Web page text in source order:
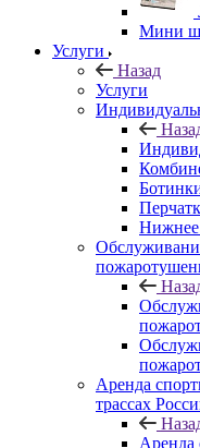
Мини
Услуги
Назад
Услуги
Нижнее
Аренда
трассах
Аренда